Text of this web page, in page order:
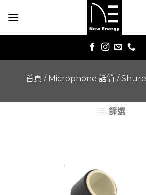
首頁 / Microphone 話筒 /Shure
篩選